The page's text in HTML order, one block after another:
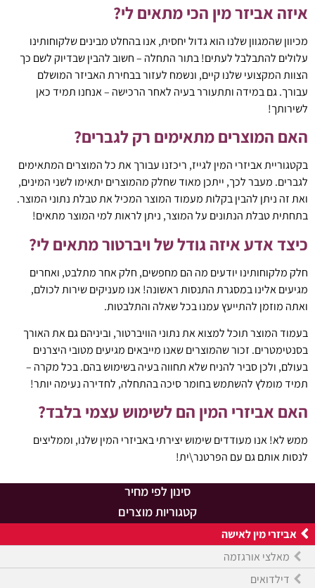
סינון לפי מחיר
קטגוריות מוצרים
אביזרי מין לאישה
מאלצי אורגזמה
דילדואים
איזה אביזר מין הכי מתאים לי?
מכיוון שהמגוון שלנו הוא גדול יחסית, אנו בהחלט מבינים שלקוחותינו
עלולים להתבלבל לעתים! בתור התחלה – חשוב להבין שבדיוק לשם כך
הצוות המקצועי שלנו קיים, ונשמח לעזור בבחירת האביזר המושלם
עבורך. גם במידה ותתעורר בעיה לאחר הרכישה – אנחנו תמיד כאן
לשירותך!
האם המוצרים מתאימים רק לגברים?
בקטגוריית אביזרי המין לגייז, ריכזנו עבורך את כל המוצרים המתאימים
לגברים. מעבר לכך, ייתכן מאוד שחלק מהמוצרים יתאימו לשני המינים,
ואת זה ניתן להבין בקלות מעמוד המוצר המכיל את טבלת נתוני המוצר.
בתחתית טבלת הנתונים על המוצר, ניתן לראות למי המוצר מתאים!
כיצד אדע איזה גודל של ויברטור מתאים לי?
חלק מלקוחותינו יודעים מה הם מחפשים, חלק אחר מתלבט, ואחרים
מגיעים אלינו במסגרת התנסות ראשונה! אנו מעניקים שירות לכולם,
ואתה מוזמן להתייעץ עמנו בכל שאלה והתלבטות.
בעמוד המוצר תוכל למצוא את נתוני הוויברטור, וביניהם גם את האורך
בסנטימטרים. זכור שהמוצרים שאנו מייבאים מגיעים מטובי היצרנים
בעולם, ולכן סביר להניח שלא תחווה בעיה בשימוש בהם. בכל מקרה –
תמיד מומלץ להשתמש בחומר סיכה בהתחלה, לחדירה נעימה יותר!
האם אביזרי המין הם לשימוש עצמי בלבד?
ממש לא! אנו מעודדים שימוש יצירתי באביזרי המין שלנו, וממליצים
לנסות אותם גם עם הפרטנר\ית!